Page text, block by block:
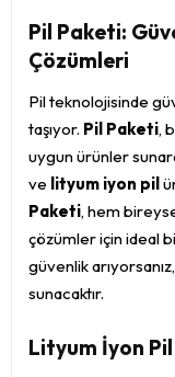
Pil Paketi:
Çözümleri
Pil teknolojisinde
taşıyor. Pil Paketi,
uygun ürünler
ve lityum iyon pil
Paketi, hem
çözümler için ideal
güvenlik arıyorsanız,
sunacaktır.
Lityum İyon